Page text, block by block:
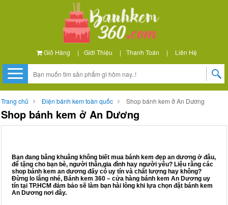
Giỏ Hàng | Giới Thiệu | Thanh Toán | Liên Hệ
Trang chủ Điện bánh kem toàn quốc Shop bánh kem ở An Dương
Shop bánh kem ở An Dương
Bạn đang bâng khuâng không biết mua bánh kem đẹp an dương ở đâu,
để tặng cho bạn bè, người thân,gia đình hay người yêu? Liệu rằng các
shop bánh kem an dương đấy có uy tín và chất lượng hay không?
Đừng lo lắng nhé, Bánh kem 360 – cửa hàng bánh kem An Dương uy
tín tại TP.HCM đảm bảo sẽ làm bạn hài lòng khi lựa chọn đặt bánh kem
An Dương nơi đây.